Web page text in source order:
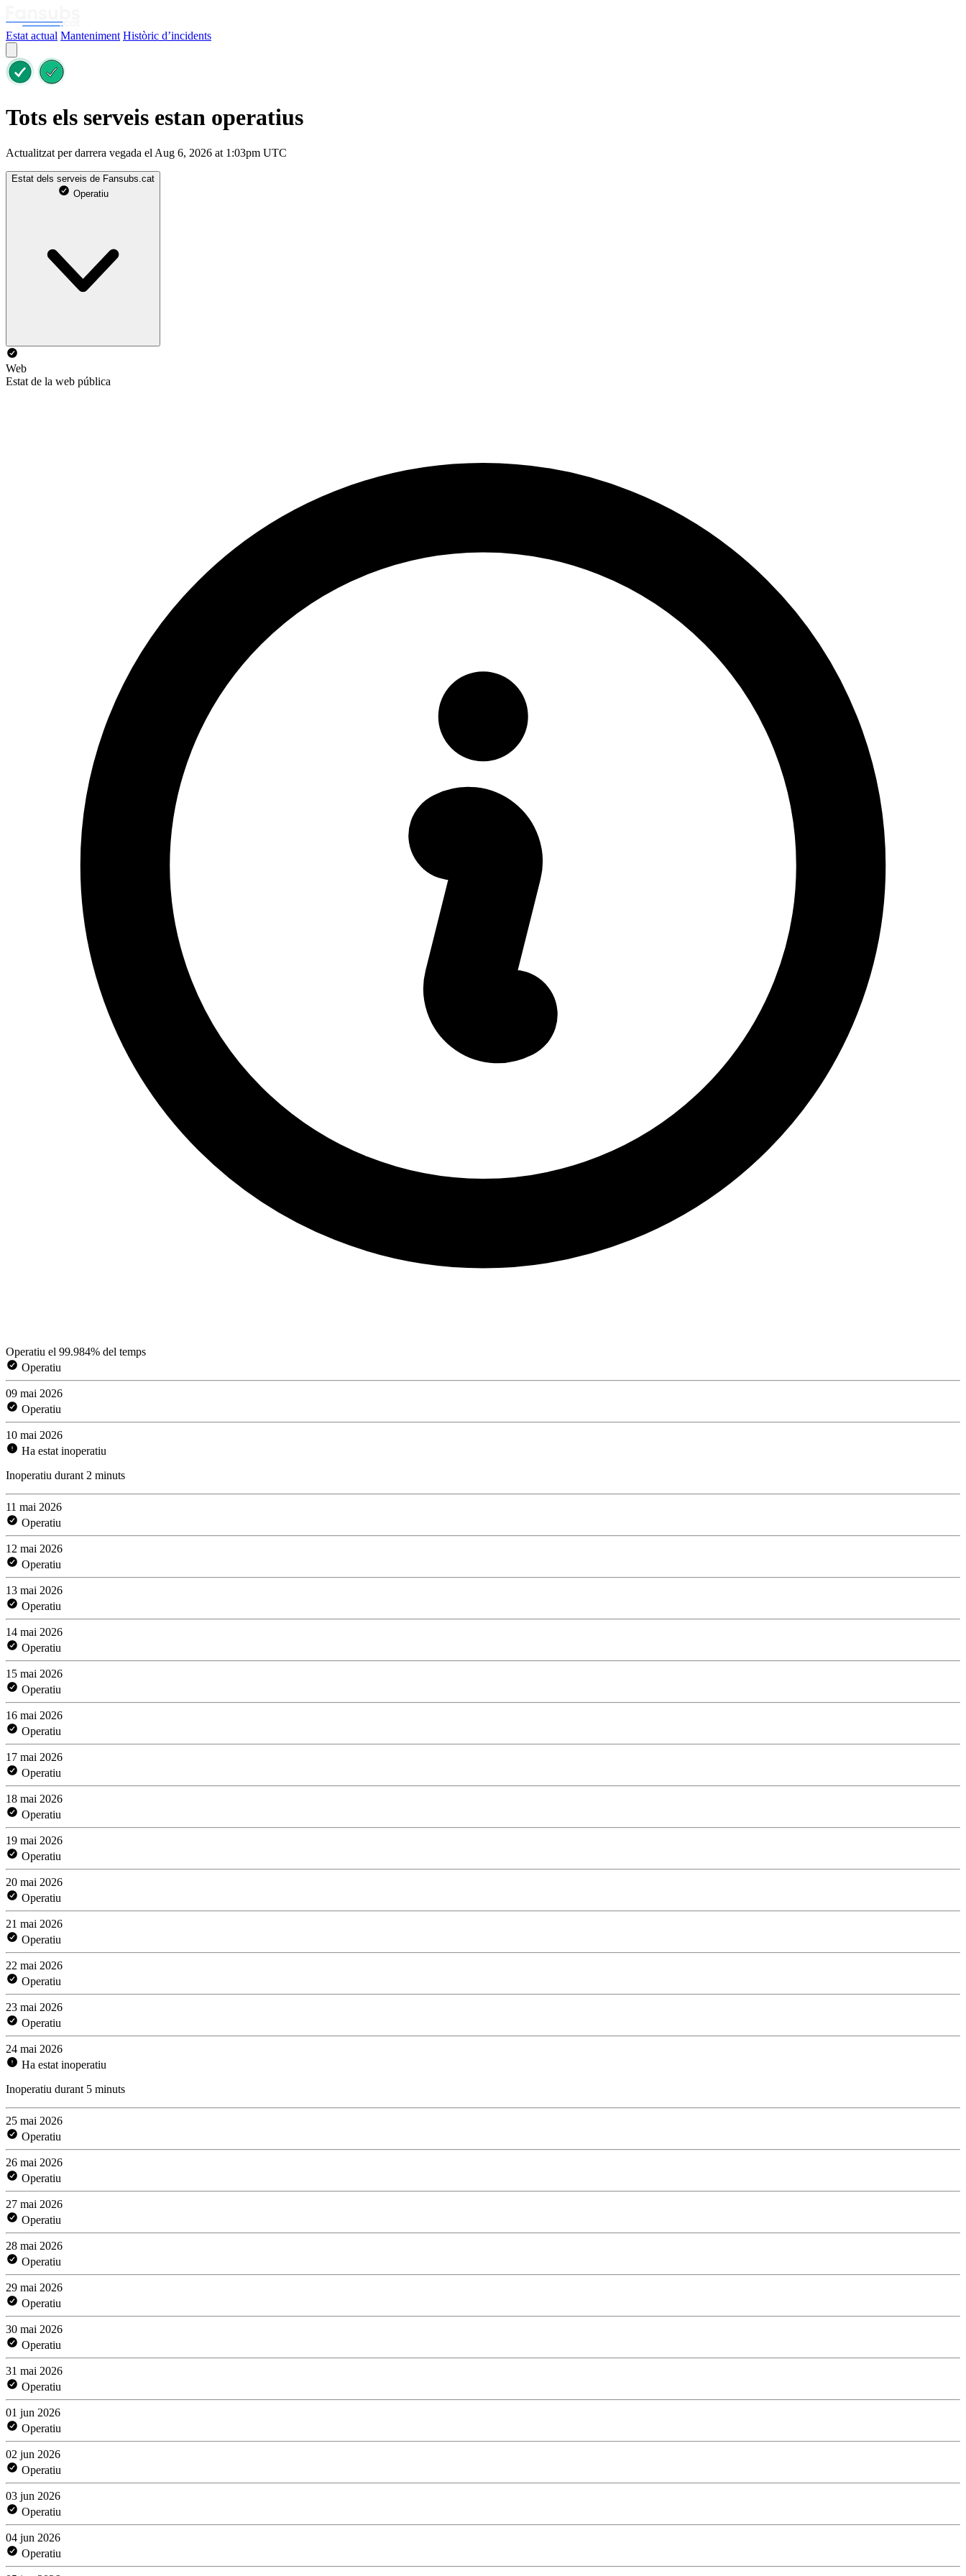
Estat actual Manteniment Històric d’incidents
Tots els serveis estan operatius
Actualitzat per darrera vegada el Aug 6, 2026 at 1:03pm UTC
Estat dels serveis de Fansubs.cat
Operatiu
Web
Estat de la web pública
Operatiu el 99.984% del temps
Operatiu
09 mai 2026
Operatiu
10 mai 2026
Ha estat inoperatiu
Inoperatiu durant 2 minuts
11 mai 2026
Operatiu
12 mai 2026
Operatiu
13 mai 2026
Operatiu
14 mai 2026
Operatiu
15 mai 2026
Operatiu
16 mai 2026
Operatiu
17 mai 2026
Operatiu
18 mai 2026
Operatiu
19 mai 2026
Operatiu
20 mai 2026
Operatiu
21 mai 2026
Operatiu
22 mai 2026
Operatiu
23 mai 2026
Operatiu
24 mai 2026
Ha estat inoperatiu
Inoperatiu durant 5 minuts
25 mai 2026
Operatiu
26 mai 2026
Operatiu
27 mai 2026
Operatiu
28 mai 2026
Operatiu
29 mai 2026
Operatiu
30 mai 2026
Operatiu
31 mai 2026
Operatiu
01 jun 2026
Operatiu
02 jun 2026
Operatiu
03 jun 2026
Operatiu
04 jun 2026
Operatiu